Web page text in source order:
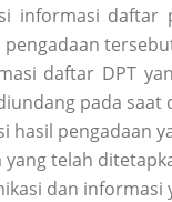
informasi daftar
daftar DPT
pada
hasil pengadaan
telah
dan